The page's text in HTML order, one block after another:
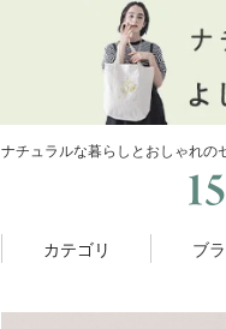
ナチュラルな暮らしとおしゃれの
カテゴリ ブ